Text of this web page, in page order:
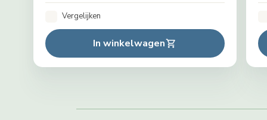
Vergelijken
In winkelwagen